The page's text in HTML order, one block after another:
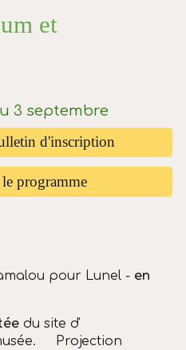
et
3 septembre
d'inscription
programme
pour Lunel - en
du site d'
Projection